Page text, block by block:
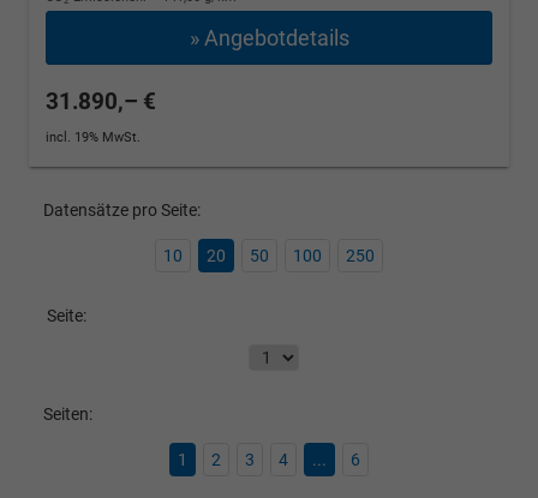
» Angebotdetails
31.890,– €
incl. 19% MwSt.
Datensätze pro Seite:
10 20 50 100 250
Seite:
Seiten:
1 2 3 4 ... 6